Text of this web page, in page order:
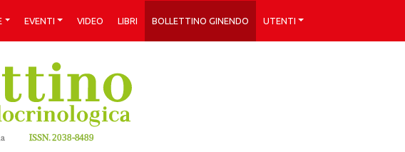
EVENTI VIDEO LIBRI BOLLETTINO GINENDO UTENTI